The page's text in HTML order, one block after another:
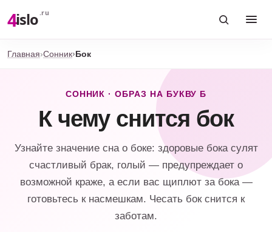
4islo .ru
Главная Сонник Бок
СОННИК · ОБРАЗ НА БУКВУ Б
К чему снится бок
Узнайте значение сна о боке: здоровые бока сулят
счастливый брак, голый — предупреждает о
возможной краже, а если вас щиплют за бока —
готовьтесь к насмешкам. Чесать бок снится к
заботам.